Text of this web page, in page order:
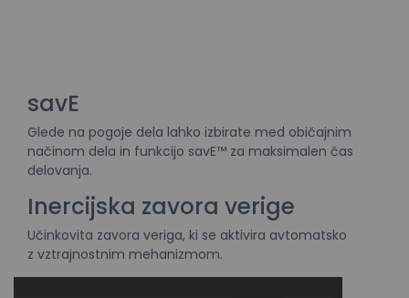
savE
Glede na pogoje dela lahko izbirate med običajnim
načinom dela in funkcijo savE™ za maksimalen čas
delovanja.
Inercijska zavora verige
Učinkovita zavora veriga, ki se aktivira avtomatsko
z vztrajnostnim mehanizmom.